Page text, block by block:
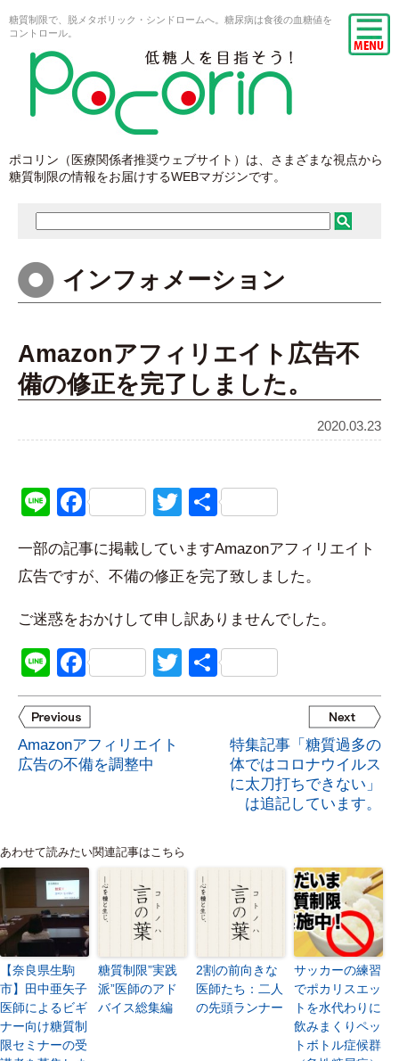
糖質制限で、脱メタボリック・シンドロームへ。糖尿病は食後の血糖値を
コントロール。
ポコリン（医療関係者推奨ウェブサイト）は、さまざまな視点から
糖質制限の情報をお届けするWEBマガジンです。
インフォメーション
Amazonアフィリエイト広告不
備の修正を完了しました。
2020.03.23
LineFacebookTwitter
共
一部の記事に掲載していますAmazonアフィリエイト
広告ですが、不備の修正を完了致しました。
ご迷惑をおかけして申し訳ありませんでした。
LineFacebookTwitter
共
有
Amazonアフィリエイト
広告の不備を調整中
特集記事「糖質過多の
体ではコロナウイルス
に太刀打ちできない」
は追記しています。
あわせて読みたい関連記事はこちら
【奈良県生駒
市】田中亜矢子
医師によるビギ
ナー向け糖質制
限セミナーの受
糖質制限”実践
派”医師のアド
バイス総集編
2割の前向きな
医師たち：二人
の先頭ランナー
サッカーの練習
でポカリスエッ
トを水代わりに
飲みまくりペッ
トボトル症候群